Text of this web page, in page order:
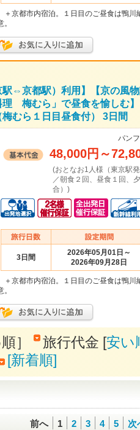
京都市内宿泊。１日目のご昼食は鴨川
⇔京都駅）利用】【京の風
理 梅むら」で昼食を愉しむ
むら１日目昼食付） 3日間
パン
48,000円 ～
(おとなお1人様（東京駅
／朝食２回、昼食１回、
合）)
3日間
2026年05月01日～
2026年09月28日
京都市内宿泊。１日目のご昼食は鴨川
］ 旅行代金 [安い
[新着順]
前へ 1 2 3 4 5 次